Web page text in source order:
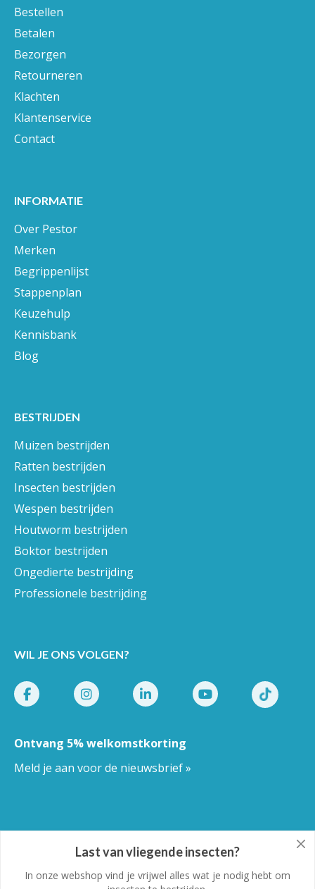
Bestellen
Betalen
Bezorgen
Retourneren
Klachten
Klantenservice
Contact
INFORMATIE
Over Pestor
Merken
Begrippenlijst
Stappenplan
Keuzehulp
Kennisbank
Blog
BESTRIJDEN
Muizen bestrijden
Ratten bestrijden
Insecten bestrijden
Wespen bestrijden
Houtworm bestrijden
Boktor bestrijden
Ongedierte bestrijding
Professionele bestrijding
WIL JE ONS VOLGEN?
Ontvang 5% welkomstkorting
Meld je aan voor de nieuwsbrief »